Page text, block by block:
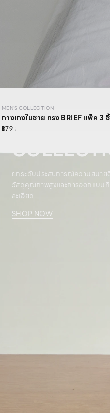
MEN’S
ยกระดับประสบการณ์ความสบา
วัสดุคุณภาพสูงและการออกแบบที่
ละเอียด
SHOP NOW
MEN'S COLLECTION
กางเกงในชาย ทรง BRIEF แพ็ค 3
฿790